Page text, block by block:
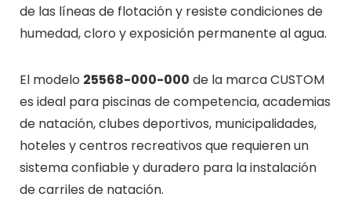
de las líneas de flotación y resiste condiciones de
humedad, cloro y exposición permanente al agua.
El modelo 25568-000-000 de la marca CUSTOM
es ideal para piscinas de competencia, academias
de natación, clubes deportivos, municipalidades,
hoteles y centros recreativos que requieren un
sistema confiable y duradero para la instalación
de carriles de natación.